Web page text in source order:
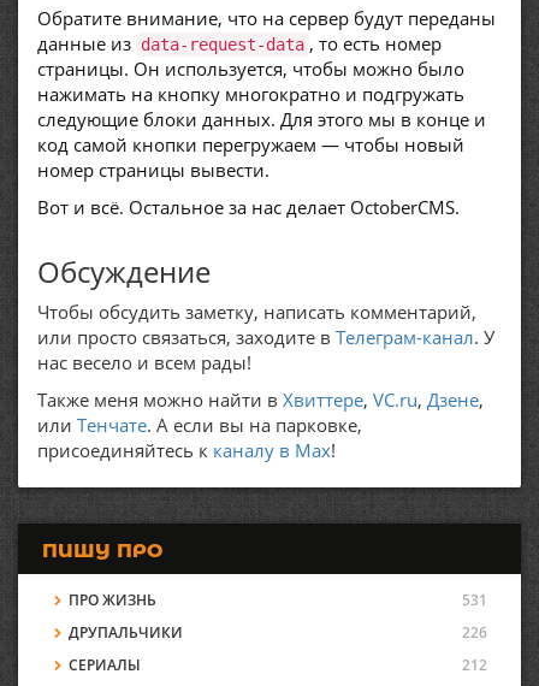
Обратите внимание, что на сервер будут переданы
данные из data-request-data , то есть номер
страницы. Он используется, чтобы можно было
нажимать на кнопку многократно и подгружать
следующие блоки данных. Для этого мы в конце и
код самой кнопки перегружаем — чтобы новый
номер страницы вывести.
Вот и всё. Остальное за нас делает OctoberCMS.
Обсуждение
Чтобы обсудить заметку, написать комментарий,
или просто связаться, заходите в Телеграм-канал. У
нас весело и всем рады!
Также меня можно найти в Хвиттере, VC.ru, Дзене,
или Тенчате. А если вы на парковке,
присоединяйтесь к каналу в Max!
ПИШУ ПРО
ПРО ЖИЗНЬ
531
ДРУПАЛЬЧИКИ
226
СЕРИАЛЫ
212